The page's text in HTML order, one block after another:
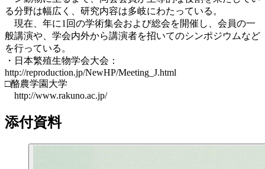
る分野は幅広く、研究内容は多岐にわたっている。
現在、年に1回の学術集会および総会を開催し、会員の一
般講演や、学会内外から講演者を招いてのシンポジウムなど
を行っている。
・日本繁殖生物学会大会：
http://reproduction.jp/NewHP/Meeting_J.html
□酪農学園大学
http://www.rakuno.ac.jp/
添付資料